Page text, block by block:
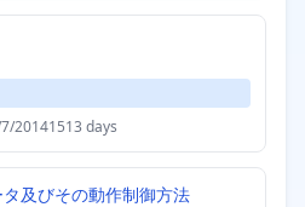
20141513 days
及びその動作制御方法